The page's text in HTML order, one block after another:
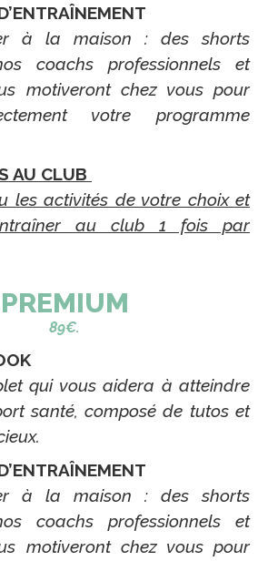
à la maison : des shorts
coachs professionnels et
motiveront chez vous pour
votre programme
AU CLUB
les activités de votre choix et
au club 1 fois par
PREMIUM
89€.
qui vous aidera à atteindre
santé, composé de tutos et
à la maison : des shorts
coachs professionnels et
motiveront chez vous pour